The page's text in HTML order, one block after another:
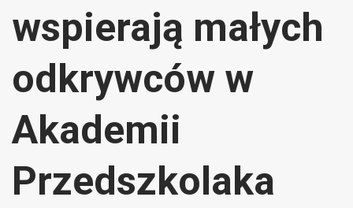
wspierają małych
odkrywców w
Akademii
Przedszkolaka